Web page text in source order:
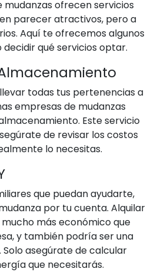
mudanzas ofrecen servicios
parecer atractivos, pero a
Aquí te ofrecemos algunos
qué servicios optar.
todas tus pertenencias a
empresas de mudanzas
Este servicio
de revisar los costos
lo necesitas.
que puedan ayudarte,
por tu cuenta. Alquilar
más económico que
y también podría ser una
asegúrate de calcular
que necesitarás.